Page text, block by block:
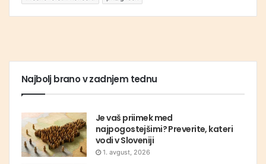
Najbolj brano v zadnjem tednu
Je vaš priimek med
najpogostejšimi? Preverite, kateri
vodi v Sloveniji
1. avgust, 2026